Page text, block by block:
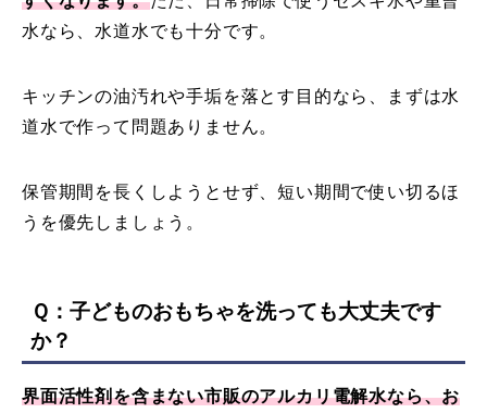
水なら、水道水でも十分です。
キッチンの油汚れや手垢を落とす目的なら、まずは水
道水で作って問題ありません。
保管期間を長くしようとせず、短い期間で使い切るほ
うを優先しましょう。
Ｑ：子どものおもちゃを洗っても大丈夫です
か？
界面活性剤を含まない市販のアルカリ電解水なら、お